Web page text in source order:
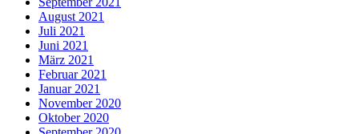
August 2021
Juli 2021
Juni 2021
März 2021
Februar 2021
Januar 2021
November 2020
Oktober 2020